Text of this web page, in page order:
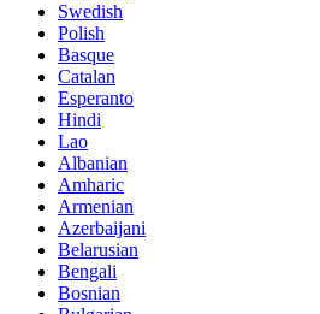
Swedish
Polish
Basque
Catalan
Esperanto
Hindi
Lao
Albanian
Amharic
Armenian
Azerbaijani
Belarusian
Bengali
Bosnian